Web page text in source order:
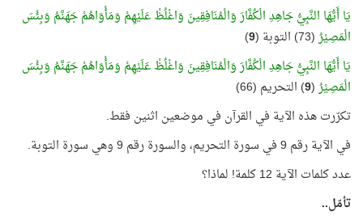
يَا أَيُّهَا النَّبِيُّ جَاهِدِ الْكُفَّارَ وَالْمُنَافِقِينَ وَاغْلُظْ عَلَيْهِمْ وَمَأْوَاهُمْ جَهَنَّمُ وَبِئْسَ
الْمَصِيْرُ(73) التوبة ( 9
)
يَا أَيُّهَا النَّبِيُّ جَاهِدِ الْكُفَّارَ وَالْمُنَافِقِينَ وَاغْلُظْ عَلَيْهِمْ وَمَأْوَاهُمْ جَهَنَّمُ وَبِئْسَ
الْمَصِيْرُ(
9) التحريم (66)
تكرّرت هذه الآية في القرآن في موضعين اثنين فقط.
في الآية رقم 9 في سورة التحريم، والسورة رقم 9 وهي سورة التوبة.
عدد كلمات الآية 12 كلمة! لماذا؟
تأمّل..